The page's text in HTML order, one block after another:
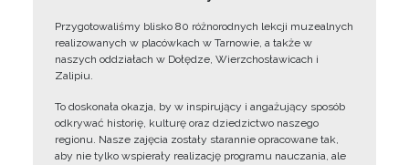
Przygotowaliśmy blisko 80 różnorodnych lekcji muzealnych
realizowanych w placówkach w Tarnowie, a także w
naszych oddziałach w Dołędze, Wierzchosławicach i
Zalipiu.
To doskonała okazja, by w inspirujący i angażujący sposób
odkrywać historię, kulturę oraz dziedzictwo naszego
regionu. Nasze zajęcia zostały starannie opracowane tak,
aby nie tylko wspierały realizację programu nauczania, ale